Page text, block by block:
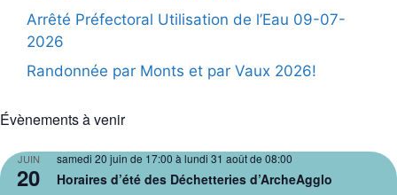
Arrêté Préfectoral Utilisation de l’Eau 09-07-
2026
Randonnée par Monts et par Vaux 2026!
Évènements à venir
JUIN
20
samedi 20 juin de 17:00 à lundi 31 août de 08:00
Horaires d’été des Déchetteries d’ArcheAgglo